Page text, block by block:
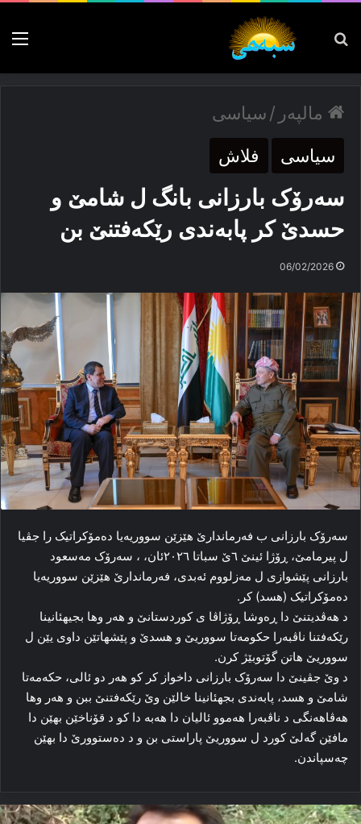
پەیدا بکە
مالپەر /سیاسی
سیاسی فلاش
سەرۆک بارزانی بانگ ل شامێ و
حسدێ کر پابەندی رێکەفتنێ بن
06/02/2026
سه‌رۆک بارزانی ب فه‌رماندارێ هێزێن سووریەیا ده‌مۆکراتیک را جڤیا
ل پیرمامێ، ڕۆژا ئینێ ٦ێ سباتا ۲۰۲٦ئان، ، سه‌رۆک مه‌سعود
بارزانی پێشوازی ل مەزلووم ئه‌بدی، فه‌رماندارێ هێزێن سووریەیا
ده‌مۆکراتیک (هسد) کر.
د هه‌ڤدیتنێ دا ڕه‌وشا ڕۆژاڤا ی کوردستانێ و هه‌ر وها بجیهئانینا
رێکەفتنا ناڤبه‌را حکومه‌تا سووریێ و هسدێ و پێشهاتێن داوی یێن ل
سووریێ هاتن گۆتوبێژ کرن.
د وێ جڤینێ دا سه‌رۆک بارزانی داخواز کر کو هه‌ر دو ئالی، حکەمەتا
شامێ و هسد، پابه‌ندی بجهئانینا خالێن وێ رێکەفتنێ ببن و هه‌ر وها
هه‌ڤاهه‌نگی د ناڤبه‌را هه‌موو ئالیان دا هه‌به‌ دا کو د قۆناخێن بهێن دا
مافێن گه‌لێ کورد ل سووریێ پاراستی بن و د ده‌ستوورێ دا بهێن
چه‌سپاندن.